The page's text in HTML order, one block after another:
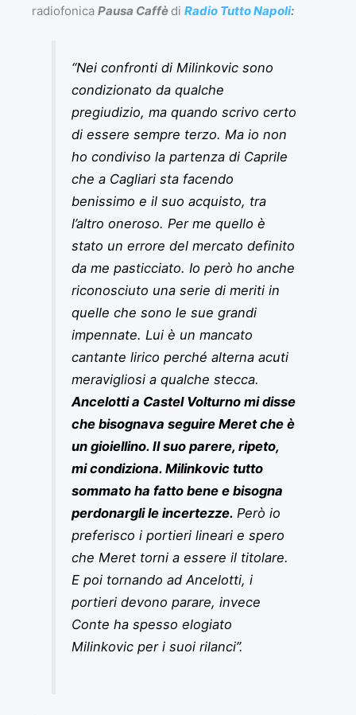
radiofonica Pausa Caffè di Radio Tutto Napoli:
“Nei confronti di Milinkovic sono
condizionato da qualche
pregiudizio, ma quando scrivo certo
di essere sempre terzo. Ma io non
ho condiviso la partenza di Caprile
che a Cagliari sta facendo
benissimo e il suo acquisto, tra
l’altro oneroso. Per me quello è
stato un errore del mercato definito
da me pasticciato. Io però ho anche
riconosciuto una serie di meriti in
quelle che sono le sue grandi
impennate. Lui è un mancato
cantante lirico perché alterna acuti
meravigliosi a qualche stecca.
Ancelotti a Castel Volturno mi disse
che bisognava seguire Meret che è
un gioiellino. Il suo parere, ripeto,
mi condiziona. Milinkovic tutto
sommato ha fatto bene e bisogna
perdonargli le incertezze. Però io
preferisco i portieri lineari e spero
che Meret torni a essere il titolare.
E poi tornando ad Ancelotti, i
portieri devono parare, invece
Conte ha spesso elogiato
Milinkovic per i suoi rilanci”.